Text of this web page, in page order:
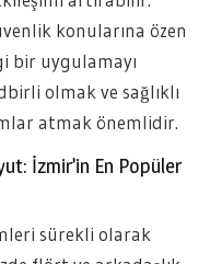
konularına özen
bir uygulamayı
olmak ve sağlıklı
atmak önemlidir.
İzmir’in En Popüler
sürekli olarak